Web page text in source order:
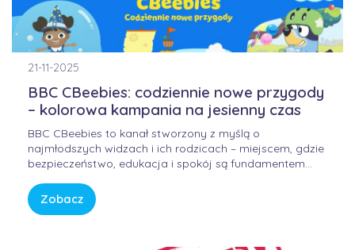
21-11-2025
BBC CBeebies: codziennie nowe przygody
– kolorowa kampania na jesienny czas
BBC CBeebies to kanał stworzony z myślą o
najmłodszych widzach i ich rodzicach – miejscem, gdzie
bezpieczeństwo, edukacja i spokój są fundamentem
tempa, CBeebies oferuje przestrzeń, w której dzieci
mogą odkrywać świat w sposób bezpieczny, kreatywny i
Zobacz